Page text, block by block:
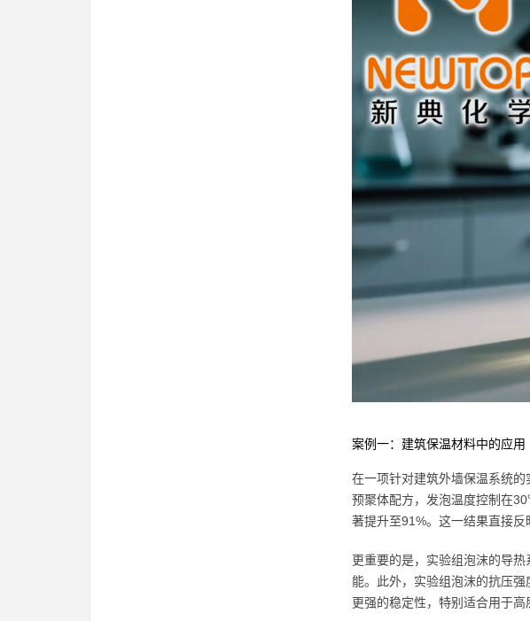
案例一：建筑保温材料中的应用
在一项针对建筑外墙保温系统
预聚体配方，发泡温度控制在
著提升至91%。这一结果直接反
更重要的是，实验组泡沫的导
能。此外，实验组泡沫的抗压
更强的稳定性，特别适合用于高